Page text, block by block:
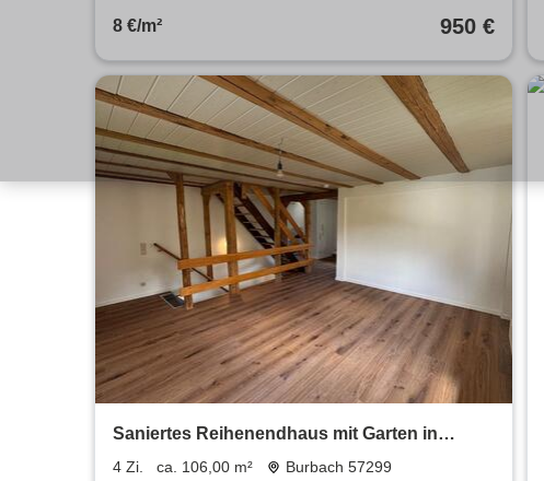
8 €/m² 950 €
Saniertes Reihenendhaus mit Garten in
Burbach- Wahlbach (Erstbezug)
4 Zi. ca. 106,00 m² Burbach 57299